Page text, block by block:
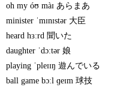
oh my óʊ màɪ あらまあ
minister ˈmɪnɪstər 大臣
heard hɜːrd 聞いた
daughter ˈdɔːtər 娘
playing ˈpleɪɪŋ 遊んでいる
ball game bɔːl ɡeɪm 球技